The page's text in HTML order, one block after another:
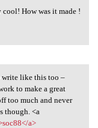
How was it made !
to
write like this too –
to make a great
too much and never
though. <a
a>